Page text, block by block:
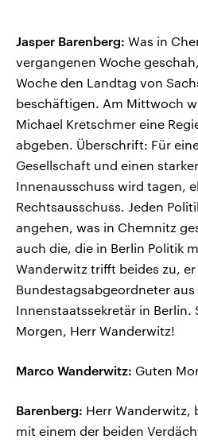
Jasper Barenberg: Was in
vergangenen Woche
Woche den Landtag von
beschäftigen. Am Mittwoch
Michael Kretschmer eine
abgeben. Überschrift: Für
Gesellschaft und einen
Innenausschuss wird tagen,
Rechtsausschuss. Jeden
angehen, was in Chemnitz
auch die, die in Berlin Politik
Wanderwitz trifft beides zu, er
Bundestagsabgeordneter
Innenstaatssekretär in Berlin.
Morgen, Herr Wanderwitz!
Marco Wanderwitz: Guten
Barenberg: Herr Wanderwitz,
mit einem der beiden